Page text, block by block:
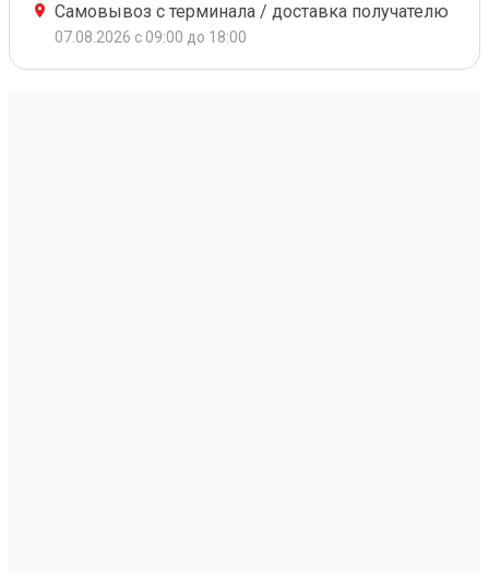
Самовывоз с терминала / доставка получателю
07.08.2026 с 09:00 до 18:00